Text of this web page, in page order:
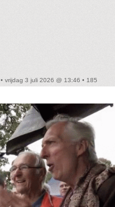
• vrijdag 3 juli 2026 @ 13:46 • 185